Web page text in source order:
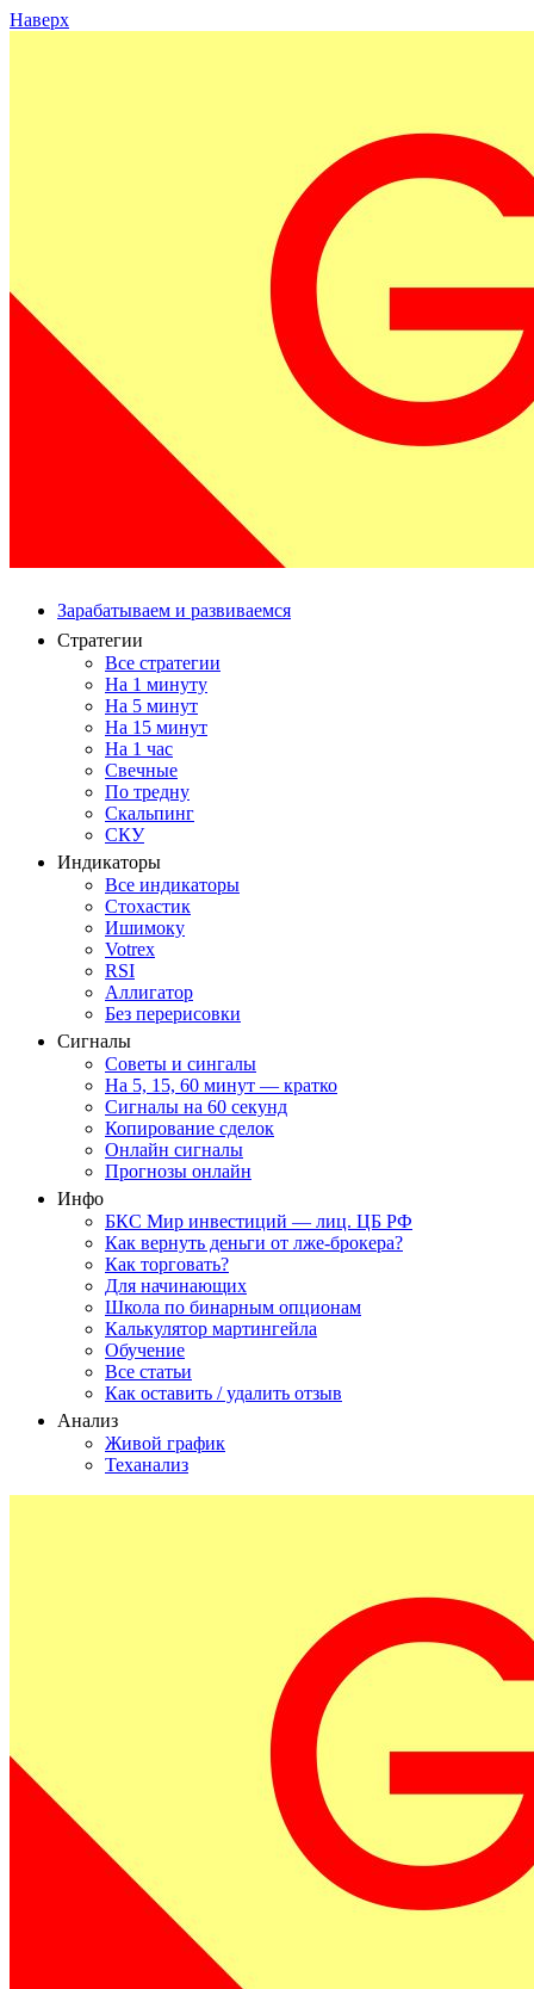
Наверх
Зарабатываем и развиваемся
Стратегии
Все стратегии
На 1 минуту
На 5 минут
На 15 минут
На 1 час
Свечные
По тредну
Скальпинг
СКУ
Индикаторы
Все индикаторы
Стохастик
Ишимоку
Votrex
RSI
Аллигатор
Без перерисовки
Сигналы
Советы и сингалы
На 5, 15, 60 минут — кратко
Сигналы на 60 секунд
Копирование сделок
Онлайн сигналы
Прогнозы онлайн
Инфо
БКС Мир инвестиций — лиц. ЦБ РФ
Как вернуть деньги от лже-брокера?
Как торговать?
Для начинающих
Школа по бинарным опционам
Калькулятор мартингейла
Обучение
Все статьи
Как оставить / удалить отзыв
Анализ
Живой график
Теханализ